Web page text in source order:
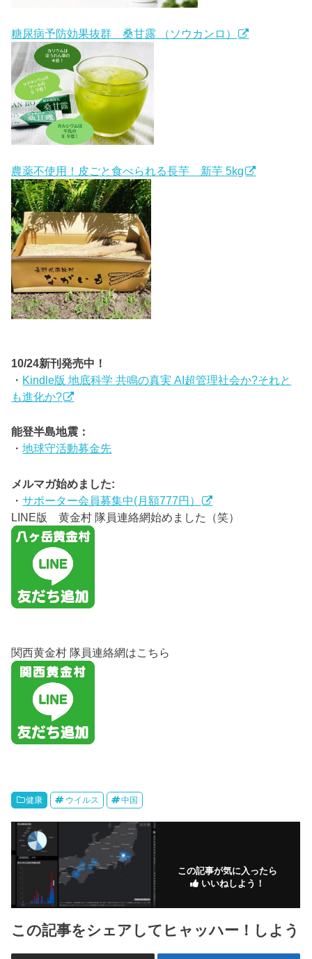
糖尿病予防効果抜群 桑甘露 （ソウカンロ）
農薬不使用！皮ごと食べられる長芋 新芋 5kg
10/24新刊発売中！
・ Kindle版 地底科学 共鳴の真実 AI超管理社会か?それと
も進化か?
能登半島地震：
・地球守活動募金先
メルマガ始めました:
・サポーター会員募集中(月額777円）
LINE版 黄金村 隊員連絡網始めました（笑）
関西黄金村 隊員連絡網はこちら
健康 ウイルス 中国
この記事が気に入ったら
いいねしよう！
この記事をシェアしてヒャッハー！しよう